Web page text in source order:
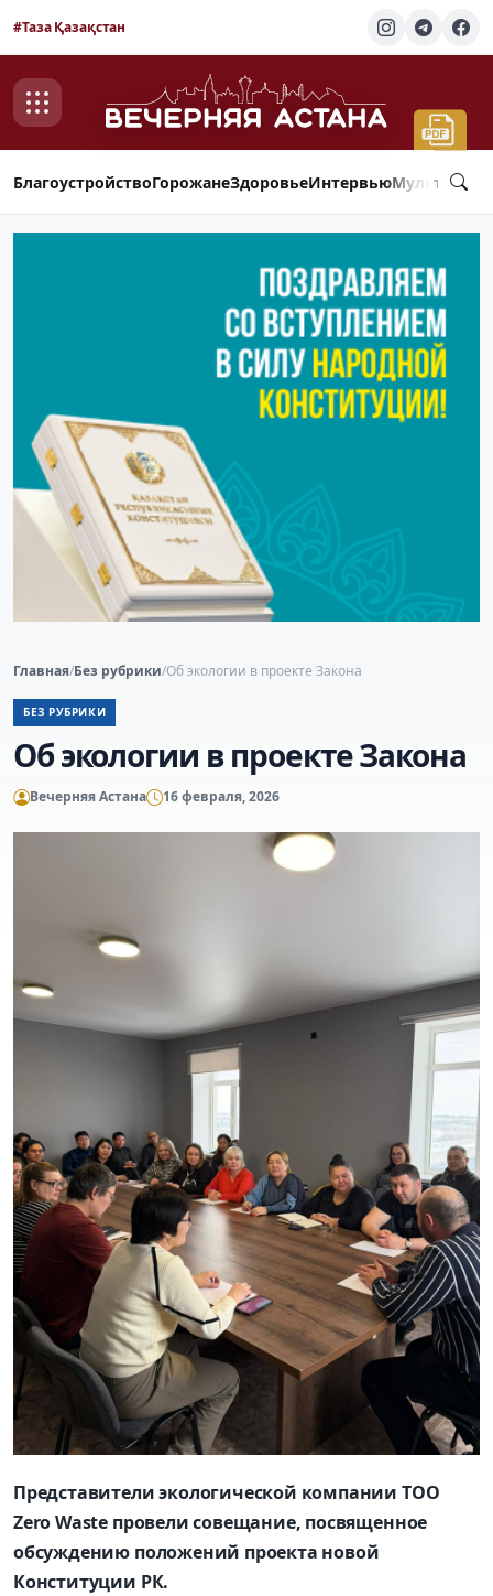
#Таза Қазақстан
БлагоустройствоГорожанеЗдоровьеИнтервью
Главная/Без рубрики/Об экологии в проекте Закона
БЕЗ РУБРИКИ
Об экологии в проекте Закона
Вечерняя Астана 16 февраля, 2026
Представители экологической компании ТОО
ZeroWaste провели совещание, посвященное
обсуждению положений проекта новой
Конституции РК.